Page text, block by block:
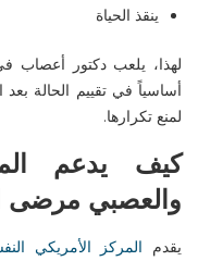
ينقذ الحياة
لهذا، يلعبدكتور أعصاب
أساسياً في تقييم الحالة
لمنع تكرارها.
كيف يدعم
والعصبي مرضى
يقدم المركز الأمريكي